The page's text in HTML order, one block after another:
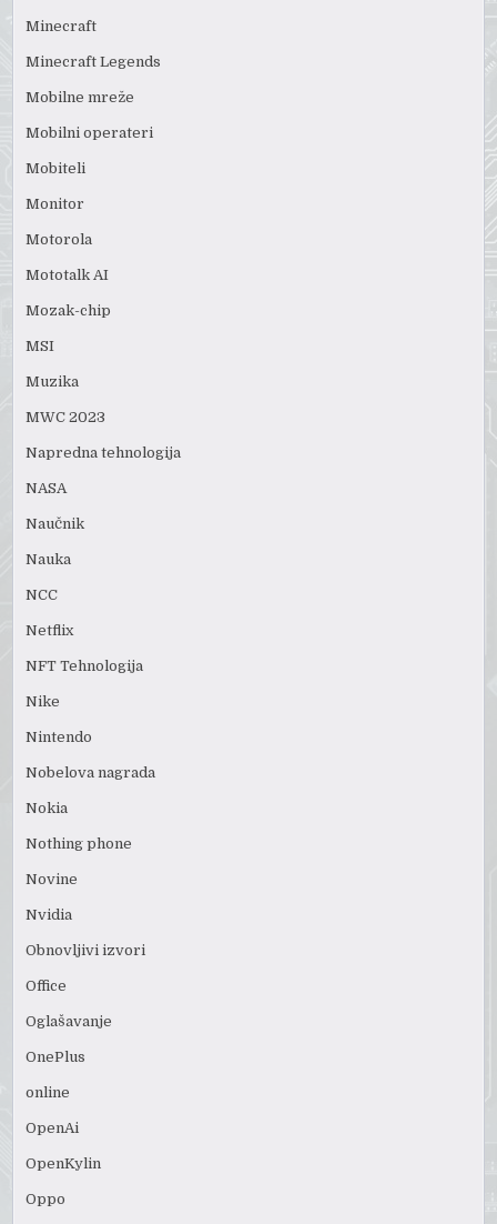
Minecraft
Minecraft Legends
Mobilne mreže
Mobilni operateri
Mobiteli
Monitor
Motorola
Mototalk AI
Mozak-chip
MSI
Muzika
MWC 2023
Napredna tehnologija
NASA
Naučnik
Nauka
NCC
Netflix
NFT Tehnologija
Nike
Nintendo
Nobelova nagrada
Nokia
Nothing phone
Novine
Nvidia
Obnovljivi izvori
Office
Oglašavanje
OnePlus
online
OpenAi
OpenKylin
Oppo